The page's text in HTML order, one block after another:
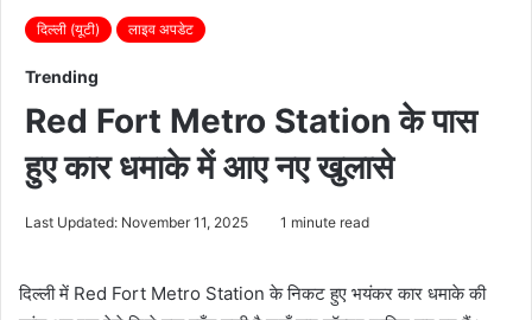
दिल्ली (यूटी) लाइव अपडेट
Trending
Red Fort Metro Station के पास
हुए कार धमाके में आए नए खुलासे
Last Updated: November 11, 2025 1 minute read
दिल्ली में Red Fort Metro Station के निकट हुए भयंकर कार धमाके की